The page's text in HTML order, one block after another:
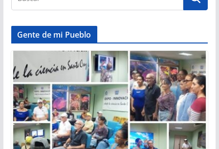
Gente de mi Pueblo